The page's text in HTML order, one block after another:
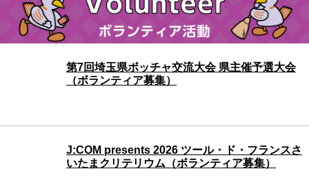
第7回埼玉県ボッチャ交流大会 県主催予選大会
（ボランティア募集）
J:COM presents 2026 ツール・ド・フランスさ
いたまクリテリウム（ボランティア募集）